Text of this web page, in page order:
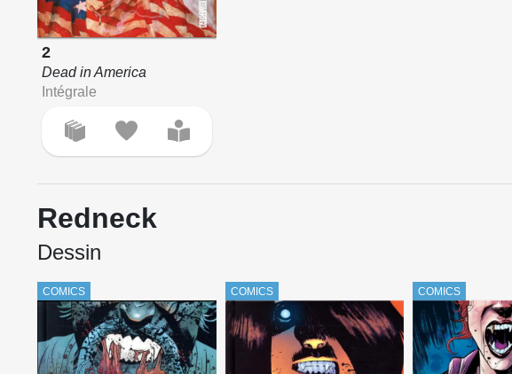
2
Dead in America
Intégrale
Redneck
Dessin
COMICS COMICS COMICS